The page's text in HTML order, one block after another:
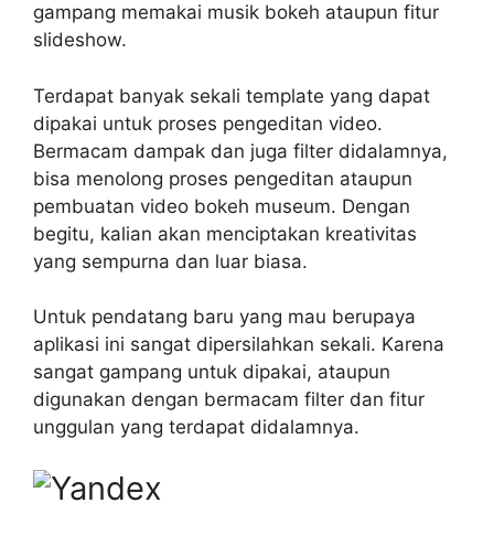
gampang memakai musik bokeh ataupun fitur
slideshow.
Terdapat banyak sekali template yang dapat
dipakai untuk proses pengeditan video.
Bermacam dampak dan juga filter didalamnya,
bisa menolong proses pengeditan ataupun
pembuatan video bokeh museum. Dengan
begitu, kalian akan menciptakan kreativitas
yang sempurna dan luar biasa.
Untuk pendatang baru yang mau berupaya
aplikasi ini sangat dipersilahkan sekali. Karena
sangat gampang untuk dipakai, ataupun
digunakan dengan bermacam filter dan fitur
unggulan yang terdapat didalamnya.